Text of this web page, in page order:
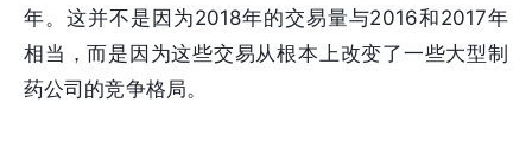
年。这并不是因为2018年的交易量与2016和2017年
相当，而是因为这些交易从根本上改变了一些大型制
药公司的竞争格局。